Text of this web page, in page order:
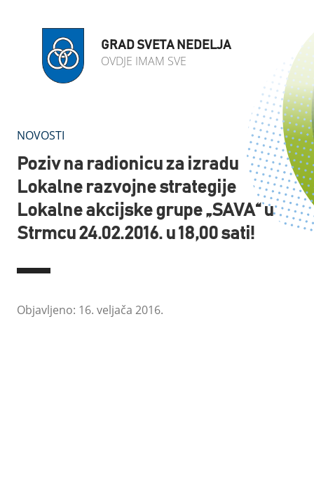
GRAD SVETA NEDELJA
OVDJE IMAM SVE
NOVOSTI
Poziv na radionicu za izradu
Lokalne razvojne strategije
Lokalne akcijske grupe „SAVA“ u
Strmcu 24.02.2016. u 18,00 sati!
Objavljeno: 16. veljača 2016.